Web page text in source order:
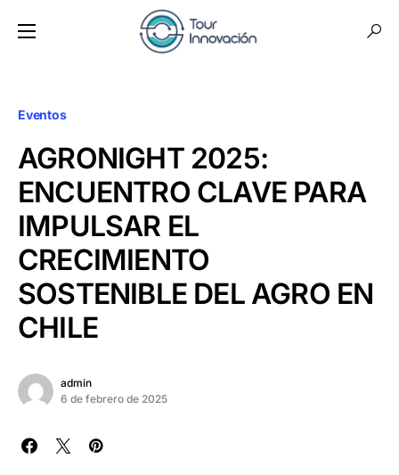
Eventos
AGRONIGHT 2025:
ENCUENTRO CLAVE PARA
IMPULSAR EL
CRECIMIENTO
SOSTENIBLE DEL AGRO EN
CHILE
admin
6 de febrero de 2025